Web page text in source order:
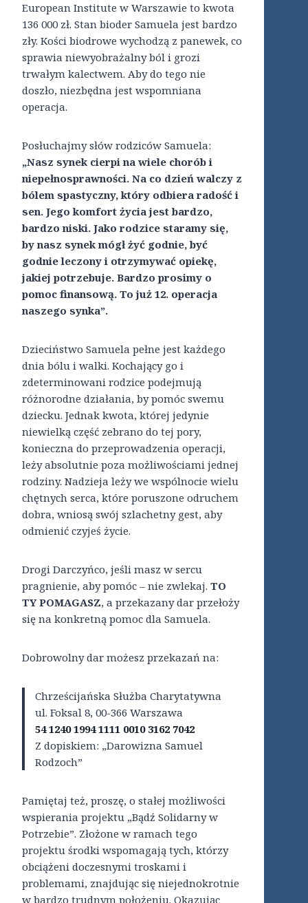
European Institute w Warszawie to kwota
136 000 zł. Stan bioder Samuela jest bardzo
zły. Kości biodrowe wychodzą z panewek, co
sprawia niewyobrażalny ból i grozi
trwałym kalectwem. Aby do tego nie
doszło, niezbędna jest wspomniana
operacja.
Posłuchajmy słów rodziców Samuela:
„Nasz synek cierpi na wiele chorób i
niepełnosprawności. Na co dzień walczy z
bólem spastyczny, który odbiera radość i
sen. Jego komfort życia jest bardzo,
bardzo niski. Jako rodzice staramy się,
by nasz synek mógł żyć godnie, być
godnie leczony i otrzymywać opiekę,
jakiej potrzebuje. Bardzo prosimy o
pomoc finansową. To już 12. operacja
naszego synka”.
Dzieciństwo Samuela pełne jest każdego
dnia bólu i walki. Kochający go i
zdeterminowani rodzice podejmują
różnorodne działania, by pomóc swemu
dziecku. Jednak kwota, której jedynie
niewielką część zebrano do tej pory,
konieczna do przeprowadzenia operacji,
leży absolutnie poza możliwościami jednej
rodziny. Nadzieja leży we wspólnocie wielu
chętnych serca, które poruszone odruchem
dobra, wniosą swój szlachetny gest, aby
odmienić czyjeś życie.
Drogi Darczyńco, jeśli masz w sercu
pragnienie, aby pomóc – nie zwlekaj. TO
TY POMAGASZ, a przekazany dar przełoży
się na konkretną pomoc dla Samuela.
Dobrowolny dar możesz przekazań na:
Chrześcijańska Służba Charytatywna
ul. Foksal 8, 00-366 Warszawa
54 1240 1994 1111 0010 3162 7042
Z dopiskiem: „Darowizna Samuel
Rodzoch”
Pamiętaj też, proszę, o stałej możliwości
wspierania projektu „Bądź Solidarny w
Potrzebie”. Złożone w ramach tego
projektu środki wspomagają tych, którzy
obciążeni doczesnymi troskami i
problemami, znajdując się niejednokrotnie
w bardzo trudnym położeniu. Okazując